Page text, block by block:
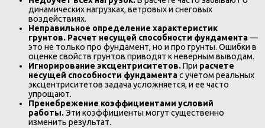
динамических нагрузках, ветровых и снеговых
воздействиях.
Неправильное определение характеристик
грунтов. Расчет несущей способности фундамента—
это не только про фундамент, но и про грунты. Ошибки в
оценке свойств грунтов приводят к неверным выводам.
Игнорирование эксцентриситетов.При расчете
несущей способности фундаментас учетом реальных
эксцентриситетов задача усложняется, и ее часто
упрощают.
Пренебрежение коэффициентами условий
работы.Эти коэффициенты могут существенно
изменить результат.